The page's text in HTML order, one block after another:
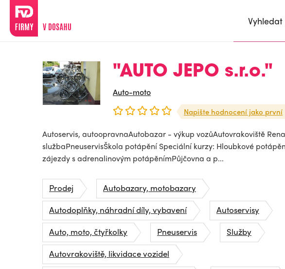
"AUTO JEPO s.r.o."
Auto-moto
Napište hodnocení jako první
Autoservis, autoopravnaAutobazar - výkup vozůAutovrakoviště
službaPneuservisŠkola potápění Speciální kurzy: Hloubkové
zájezdy s adrenalinovým potápěnímPůjčovna a p...
Prodej
Autobazary, motobazary
Autodoplňky, náhradní díly, vybavení
Autoservisy
Auto, moto, čtyřkolky
Pneuservis
Služby
Autovrakoviště, likvidace vozidel